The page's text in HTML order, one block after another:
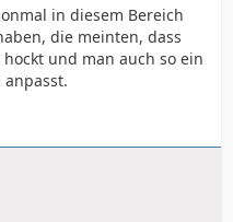
in diesem Bereich
die meinten, dass
und man auch so ein